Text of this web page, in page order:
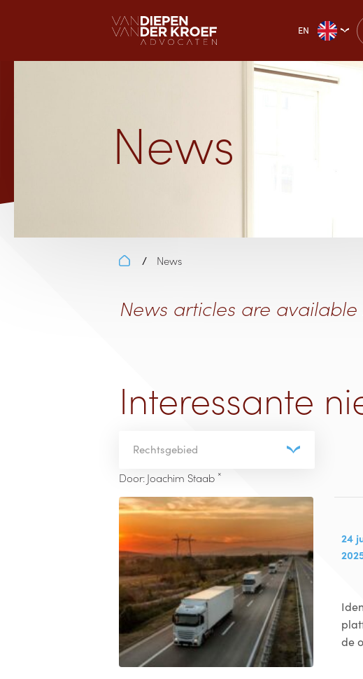
EN
News
/ News
News articles are
Interessante
Rechtsgebied
Door:Joachim Staab ×
24
de